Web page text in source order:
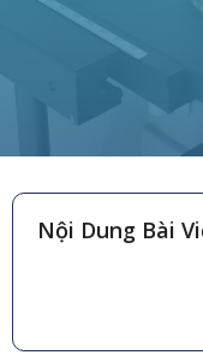
Nội Dung Bài